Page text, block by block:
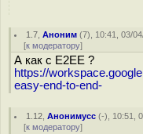
1.7 ,Аноним (7), 10:41, 03/
[к модератору]
А как с E2EE ?
https://
easy-end-to-end-
1.12 ,Анонимусс (-), 10:51,
[к модератору]